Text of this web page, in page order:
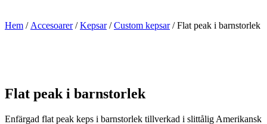
Hem / Accesoarer/Kepsar/Custom kepsar/ Flat peak i barnstorlek
Flat peak i barnstorlek
Enfärgad flat peak keps i barnstorlek tillverkad i slittålig Amerikansk